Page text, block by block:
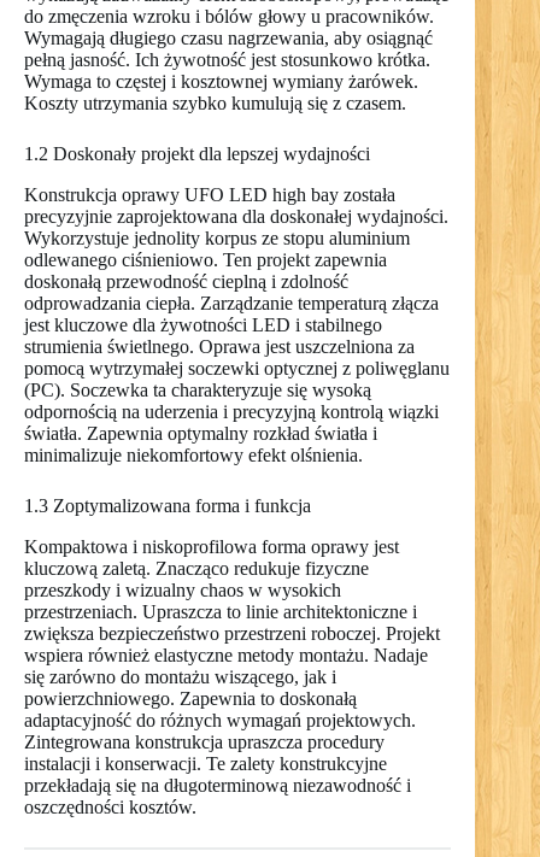
do zmęczenia wzroku i bólów głowy u pracowników.
Wymagają długiego czasu nagrzewania, aby osiągnąć
pełną jasność. Ich żywotność jest stosunkowo krótka.
Wymaga to częstej i kosztownej wymiany żarówek.
Koszty utrzymania szybko kumulują się z czasem.
1.2 Doskonały projekt dla lepszej wydajności
Konstrukcja oprawy UFO LED high bay została
precyzyjnie zaprojektowana dla doskonałej wydajności.
Wykorzystuje jednolity korpus ze stopu aluminium
odlewanego ciśnieniowo. Ten projekt zapewnia
doskonałą przewodność cieplną i zdolność
odprowadzania ciepła. Zarządzanie temperaturą złącza
jest kluczowe dla żywotności LED i stabilnego
strumienia świetlnego. Oprawa jest uszczelniona za
pomocą wytrzymałej soczewki optycznej z poliwęglanu
(PC). Soczewka ta charakteryzuje się wysoką
odpornością na uderzenia i precyzyjną kontrolą wiązki
światła. Zapewnia optymalny rozkład światła i
minimalizuje niekomfortowy efekt olśnienia.
1.3 Zoptymalizowana forma i funkcja
Kompaktowa i niskoprofilowa forma oprawy jest
kluczową zaletą. Znacząco redukuje fizyczne
przeszkody i wizualny chaos w wysokich
przestrzeniach. Upraszcza to linie architektoniczne i
zwiększa bezpieczeństwo przestrzeni roboczej. Projekt
wspiera również elastyczne metody montażu. Nadaje
się zarówno do montażu wiszącego, jak i
powierzchniowego. Zapewnia to doskonałą
adaptacyjność do różnych wymagań projektowych.
Zintegrowana konstrukcja upraszcza procedury
instalacji i konserwacji. Te zalety konstrukcyjne
przekładają się na długoterminową niezawodność i
oszczędności kosztów.